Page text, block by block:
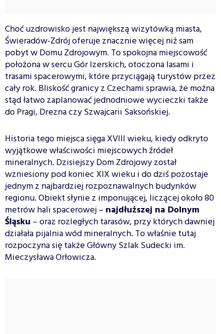
Choć uzdrowisko jest największą wizytówką miasta,
Świeradów-Zdrój oferuje znacznie więcej niż sam
pobyt w Domu Zdrojowym. To spokojna miejscowość
położona w sercu Gór Izerskich, otoczona lasami i
trasami spacerowymi, które przyciągają turystów przez
cały rok. Bliskość granicy z Czechami sprawia, że można
stąd łatwo zaplanować jednodniowe wycieczki także
do Pragi, Drezna czy Szwajcarii Saksońskiej.
Historia tego miejsca sięga XVIII wieku, kiedy odkryto
wyjątkowe właściwości miejscowych źródeł
mineralnych. Dzisiejszy Dom Zdrojowy został
wzniesiony pod koniec XIX wieku i do dziś pozostaje
jednym z najbardziej rozpoznawalnych budynków
regionu. Obiekt słynie z imponującej, liczącej około 80
metrów hali spacerowej – najdłuższej na Dolnym
Śląsku – oraz rozległych tarasów, przy których dawniej
działała pijalnia wód mineralnych. To właśnie tutaj
rozpoczyna się także Główny Szlak Sudecki im.
Mieczysława Orłowicza.